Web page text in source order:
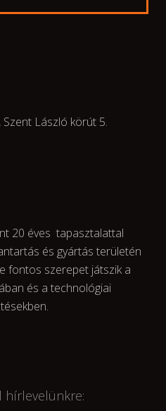
László körút 5.
20 éves tapasztalattal
és gyártás területén
fontos szerepet játszik a
és a technológiai